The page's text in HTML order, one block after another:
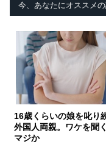
今、あなたにオススメ
16歳くらいの娘を叱り
外国人両親。ワケを聞
マジか